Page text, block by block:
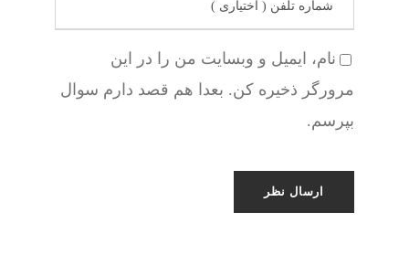
نام، ایمیل و وبسایت من را در این
مرورگر ذخیره کن. بعدا هم قصد دارم سوال
بپرسم.